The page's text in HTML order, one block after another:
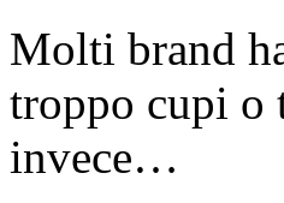
Molti brand
troppo cupi o
invece…